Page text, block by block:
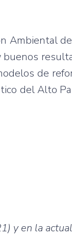
Ambiental
de
del Alto
y en la